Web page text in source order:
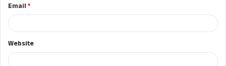
Email*
Website